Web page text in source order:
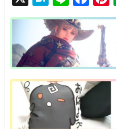
at
e
n
a
n
e
a
c
b
o
o
k